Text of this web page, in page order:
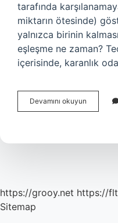
tarafında
miktarın ötesinde)
yalnızca birinin
eşleşme ne zaman?
içerisinde, karanlık
Devamını okuyun Borsada
Eşleşme
https://grooy.net https://
Sitemap